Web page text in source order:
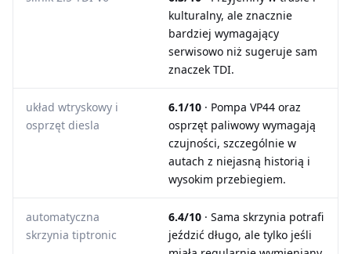
kulturalny, ale znacznie
bardziej wymagający
serwisowo niż sugeruje sam
znaczek TDI.
układ wtryskowy i
osprzęt diesla
6.1/10 · Pompa VP44 oraz
osprzęt paliwowy wymagają
czujności, szczególnie w
autach z niejasną historią i
wysokim przebiegiem.
automatyczna
skrzynia tiptronic
6.4/10 · Sama skrzynia potrafi
jeździć długo, ale tylko jeśli